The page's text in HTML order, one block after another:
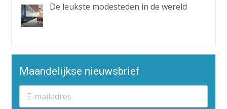
De leukste modesteden in de wereld
Maandelijkse nieuwsbrief